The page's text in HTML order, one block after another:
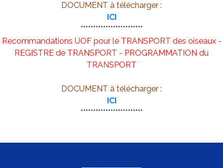
DOCUMENT à télécharger :
ICI
*************************
Recommandations UOF pour le TRANSPORT des oiseaux -
REGISTRE de TRANSPORT - PROGRAMMATION du
TRANSPORT
DOCUMENT à télécharger :
ICI
*************************